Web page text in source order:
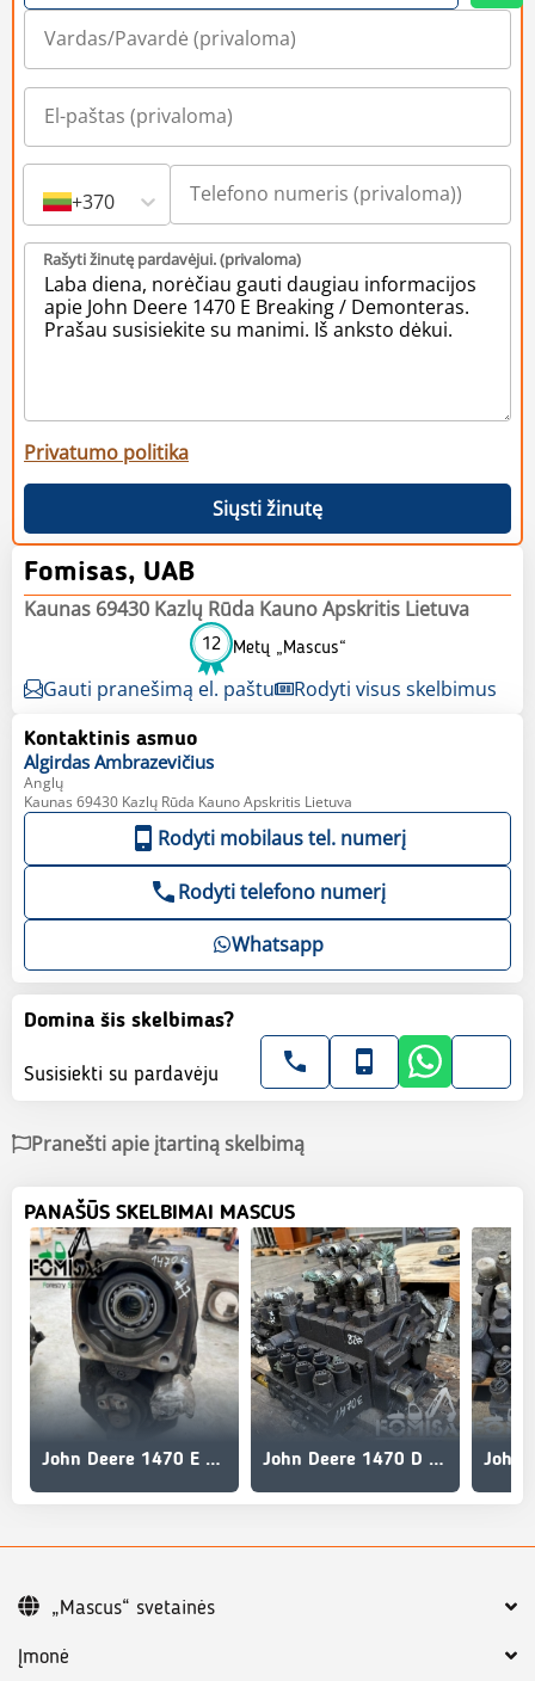
+370
Rašyti žinutę pardavėjui. (privaloma)
Privatumo politika
Siųsti žinutę
Fomisas, UAB
Kaunas 69430 Kazlų Rūda Kauno Apskritis Lietuva
12 Metų „Mascus“
Gauti pranešimą el. paštu Rodyti visus skelbimus
Kontaktinis asmuo
Algirdas Ambrazevičius
Anglų
Kaunas 69430 Kazlų Rūda Kauno Apskritis Lietuva
Rodyti mobilaus tel. numerį
Rodyti telefono numerį
Whatsapp
Domina šis skelbimas?
Susisiekti su pardavėju
Pranešti apie įtartiną skelbimą
PANAŠŪS SKELBIMAI MASCUS
John Deere 1470 E Gearbox LOK140/1 F065549 / F688782 John Deere 1470 D 1470 E valve block F062538 F063302 F066701
Įmonė
„Mascus“ svetainės